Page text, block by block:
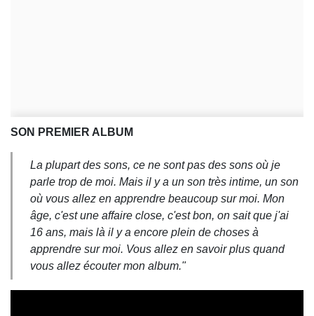
SON PREMIER ALBUM
La plupart des sons, ce ne sont pas des sons où je
parle trop de moi. Mais il y a un son très intime, un son
où vous allez en apprendre beaucoup sur moi. Mon
âge, c'est une affaire close, c'est bon, on sait que j'ai
16 ans, mais là il y a encore plein de choses à
apprendre sur moi. Vous allez en savoir plus quand
vous allez écouter mon album."